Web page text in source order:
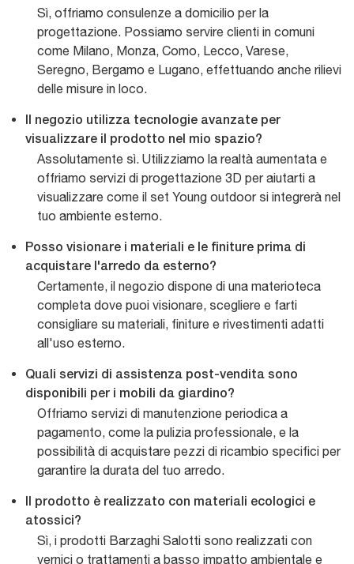
Sì, offriamo consulenze a domicilio per la
progettazione. Possiamo servire clienti in comuni
come Milano, Monza, Como, Lecco, Varese,
Seregno, Bergamo e Lugano, effettuando anche rilievi
delle misure in loco.
Il negozio utilizza tecnologie avanzate per
visualizzare il prodotto nel mio spazio?
Assolutamente sì. Utilizziamo la realtà aumentata e
offriamo servizi di progettazione 3D per aiutarti a
visualizzare come il set Young outdoor si integrerà nel
tuo ambiente esterno.
Posso visionare i materiali e le finiture prima di
acquistare l'arredo da esterno?
Certamente, il negozio dispone di una materioteca
completa dove puoi visionare, scegliere e farti
consigliare su materiali, finiture e rivestimenti adatti
all'uso esterno.
Quali servizi di assistenza post-vendita sono
disponibili per i mobili da giardino?
Offriamo servizi di manutenzione periodica a
pagamento, come la pulizia professionale, e la
possibilità di acquistare pezzi di ricambio specifici per
garantire la durata del tuo arredo.
Il prodotto è realizzato con materiali ecologici e
atossici?
Sì, i prodotti Barzaghi Salotti sono realizzati con
vernici o trattamenti a basso impatto ambientale e